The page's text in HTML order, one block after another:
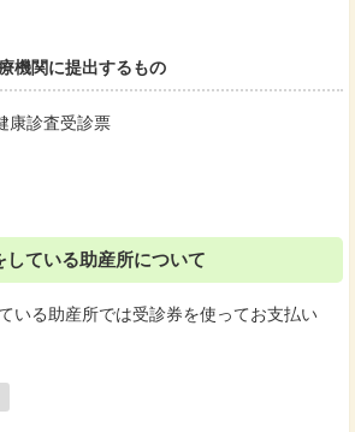
機関に提出するもの
康診査受診票
している助産所について
いる助産所では受診券を使ってお支払い